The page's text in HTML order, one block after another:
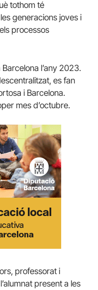
tothom té
generacions joves i
processos
l’any 2023.
es fan
i Barcelona.
mes d’octubre.
professorat i
present a les